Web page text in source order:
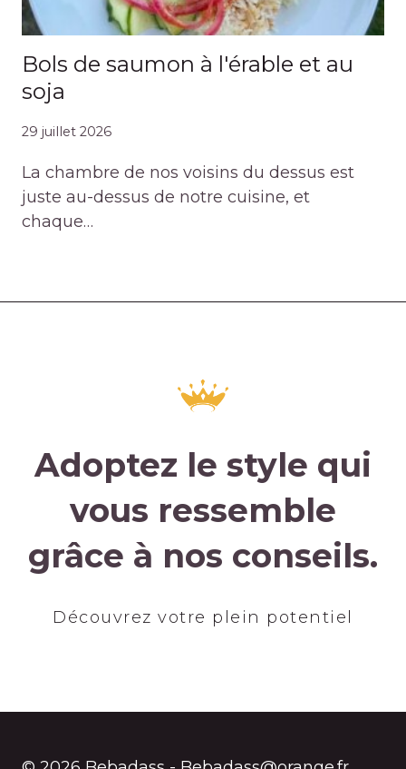
Bols de saumon à l'érable et au
soja
29 juillet 2026
La chambre de nos voisins du dessus est
juste au-dessus de notre cuisine, et
chaque…
Adoptez le style qui
vous ressemble
grâce à nos conseils.
Découvrez votre plein potentiel